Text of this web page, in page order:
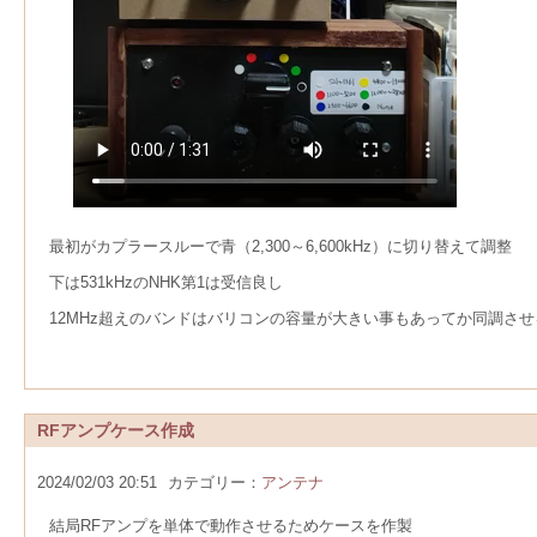
最初がカプラースルーで青（2,300～6,600kHz）に切り替えて調整
下は531kHzのNHK第1は受信良し
12MHz超えのバンドはバリコンの容量が大きい事もあってか同調さ
RFアンプケース作成
2024/02/03 20:51 カテゴリー： アンテナ
結局RFアンプを単体で動作させるためケースを作製